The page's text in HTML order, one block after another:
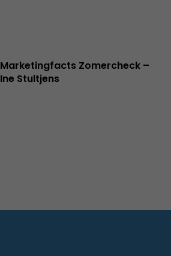
Marketingfacts Zomercheck –
Ine Stultjens